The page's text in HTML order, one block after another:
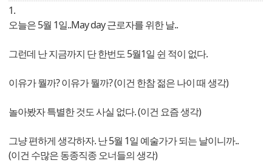
1.
오늘은 5월 1일..May day 근로자를 위한 날..
그런데 난 지금까지 단 한번도 5월1일 쉰 적이 없다.
이유가 뭘까? 이유가 뭘까? (이건 한참 젊은 나이 때 생각)
놀아봤자 특별한 것도 사실 없다. (이건 요즘 생각)
그냥 편하게 생각하자. 난 5월 1일 예술가가 되는 날이니까..
(이건 수많은 동종직종 오너들의 생각)